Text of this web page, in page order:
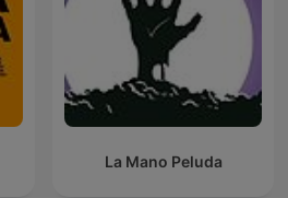
La Mano Peluda